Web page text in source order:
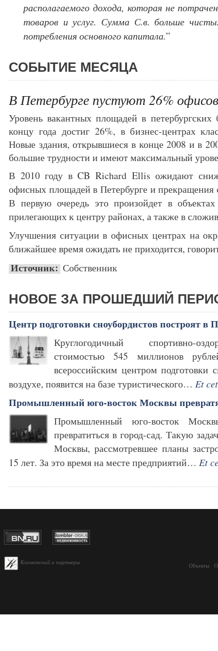
располагаемого дохода, которая не
товаров и услуг. Сумма С.в. больше
потребления основного капитала.”
СОБЫТИЕ МЕСЯЦА
В Петербурге пустуют 26%
Уровень вакантных площадей в
концу года достиг 26%, в бизнес-центрах
Новые здания, открывшиеся в конце 2008 и в
большие трудности и имеют максимальный
В 2010 году в CB Richard Ellis ожидают
офисных площадей в Петербурге и прекращения
В первую очередь это произойдет в
прилегающих к центру районах, а также в
Улучшения ситуации в офисных центрах на
ближайшее время ожидать не приходится,
Источник: Собственник
НОВОЕ ЗА ПРОШЕДШИЙ
Центр подготовки сноубордистов построят в
Круглогодичный спортивно-
стоимостью 545 миллионов
всероссийским центром подготовки
воздухе, появится на базе туристического… Et
Промышленный юго-восток Москвы
Промышленный юго-восток
превратиться в город-сад. Такую
Москвы, рассмотревшее планы
15 лет. За это время на месте предприятий… Et
Кличковский и партнеры Объекты